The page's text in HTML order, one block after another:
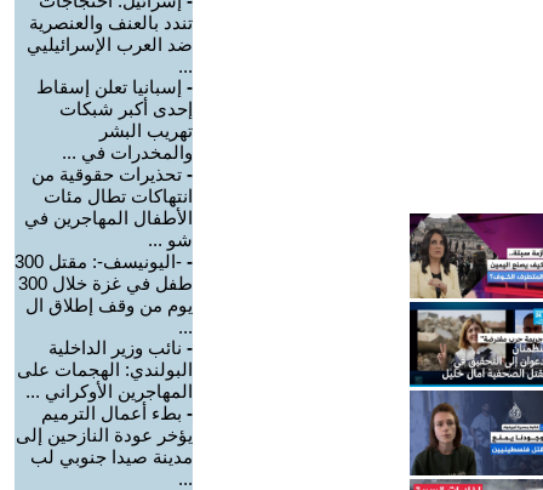
تندد بالعنف والعنصرية
ضد العرب الإسرائيليي
...
- إسبانيا تعلن إسقاط
إحدى أكبر شبكات
تهريب البشر
والمخدرات في ...
- تحذيرات حقوقية من
انتهاكات تطال مئات
الأطفال المهاجرين في
شو ...
-
-اليونيسف-: مقتل 300
طفل في غزة خلال 300
يوم من وقف إطلاق ال
...
- نائب وزير الداخلية
البولندي: الهجمات على
المهاجرين الأوكراني ...
- بطء أعمال الترميم
يؤخر عودة النازحين إلى
مدينة صيدا جنوبي لب
...